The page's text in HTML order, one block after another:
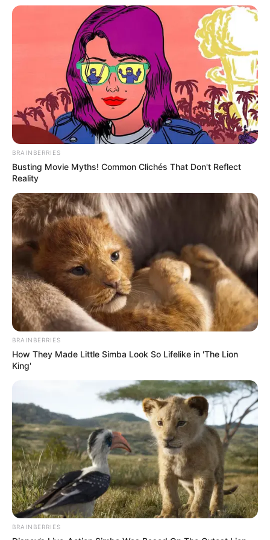
Meilleur Pronostic au Tiercé
Quarté Quinté
Qui est le meilleur actuellement au pronostic du
Tiercé Quarté Quinté? Pour rester informé, suivez
quotidiennement lesstatistiques
réalisées d’après la
sélection de la presse hippique que vous propose Le
Tocard.fr. Découvrez également parmi tous ces
pronostiqueurs professionnels, celui qui vous
donne les meilleurs pronostics pour les jeux du
Couplé (Jumelé) , 2sur4 et du jeu simple placé.
dans notre zone Turf en temps réel, avec une mise à
jour quotidienne établie après chaque arrivée du
Tiercé Quarté Quinté, dès que les résultats définitifs
sont annoncés et validés officiellement par le PMU.
BRAINBERRIES
Busting Movie Myths! Common Clichés That Don't Reflect
Reality
BRAINBERRIES
How They Made Little Simba Look So Lifelike in 'The Lion
King'
BRAINBERRIES